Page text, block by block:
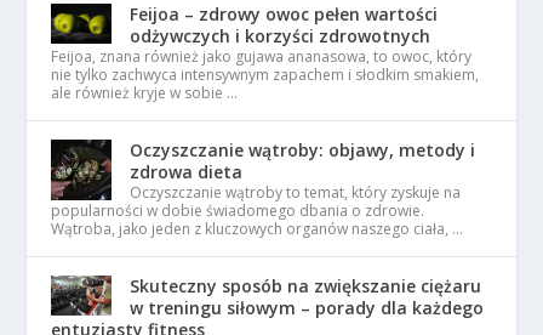
Feijoa – zdrowy owoc pełen wartości
odżywczych i korzyści zdrowotnych
Feijoa, znana również jako gujawa ananasowa, to owoc, który
nie tylko zachwyca intensywnym zapachem i słodkim smakiem,
ale również kryje w sobie …
Oczyszczanie wątroby: objawy, metody i
zdrowa dieta
Oczyszczanie wątroby to temat, który zyskuje na
popularności w dobie świadomego dbania o zdrowie.
Wątroba, jako jeden z kluczowych organów naszego ciała, …
Skuteczny sposób na zwiększanie ciężaru
w treningu siłowym – porady dla każdego
entuzjasty fitness